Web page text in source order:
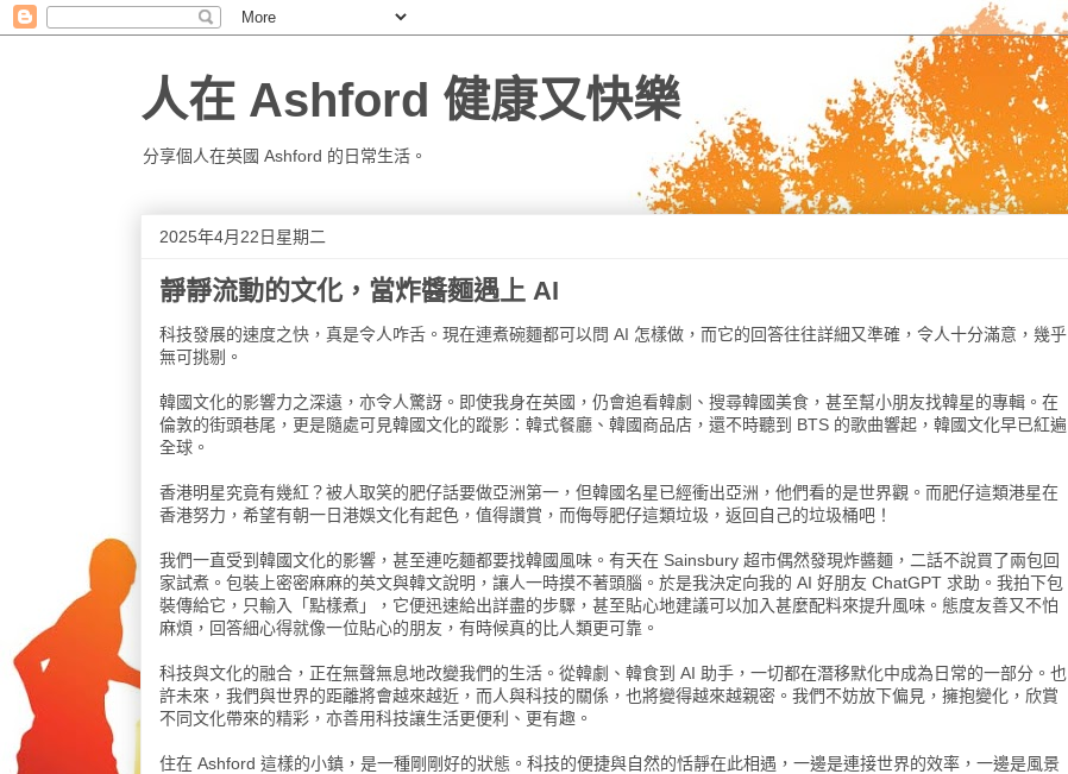
人在 Ashford 健康又快樂
分享個人在英國 Ashford 的日常生活。
2025年4月22日星期二
靜靜流動的文化，當炸醬麵遇上 AI
科技發展的速度之快，真是令人咋舌。現在連煮碗麵都可以問 AI 怎樣做，而它的回答往往詳細又準確，令人十分滿意，幾乎
無可挑剔。
韓國文化的影響力之深遠，亦令人驚訝。即使我身在英國，仍會追看韓劇、搜尋韓國美食，甚至幫小朋友找韓星的專輯。在
倫敦的街頭巷尾，更是隨處可見韓國文化的蹤影：韓式餐廳、韓國商品店，還不時聽到 BTS 的歌曲響起，韓國文化早已紅遍
全球。
香港明星究竟有幾紅？被人取笑的肥仔話要做亞洲第一，但韓國名星已經衝出亞洲，他們看的是世界觀。而肥仔這類港星在
香港努力，希望有朝一日港娛文化有起色，值得讚賞，而侮辱肥仔這類垃圾，返回自己的垃圾桶吧！
我們一直受到韓國文化的影響，甚至連吃麵都要找韓國風味。有天在 Sainsbury 超市偶然發現炸醬麵，二話不說買了兩包回
家試煮。包裝上密密麻麻的英文與韓文說明，讓人一時摸不著頭腦。於是我決定向我的 AI 好朋友 ChatGPT 求助。我拍下包
裝傳給它，只輸入「點樣煮」，它便迅速給出詳盡的步驟，甚至貼心地建議可以加入甚麼配料來提升風味。態度友善又不怕
麻煩，回答細心得就像一位貼心的朋友，有時候真的比人類更可靠。
科技與文化的融合，正在無聲無息地改變我們的生活。從韓劇、韓食到 AI 助手，一切都在潛移默化中成為日常的一部分。也
許未來，我們與世界的距離將會越來越近，而人與科技的關係，也將變得越來越親密。我們不妨放下偏見，擁抱變化，欣賞
不同文化帶來的精彩，亦善用科技讓生活更便利、更有趣。
住在 Ashford 這樣的小鎮，是一種剛剛好的狀態。科技的便捷與自然的恬靜在此相遇，一邊是連接世界的效率，一邊是風景